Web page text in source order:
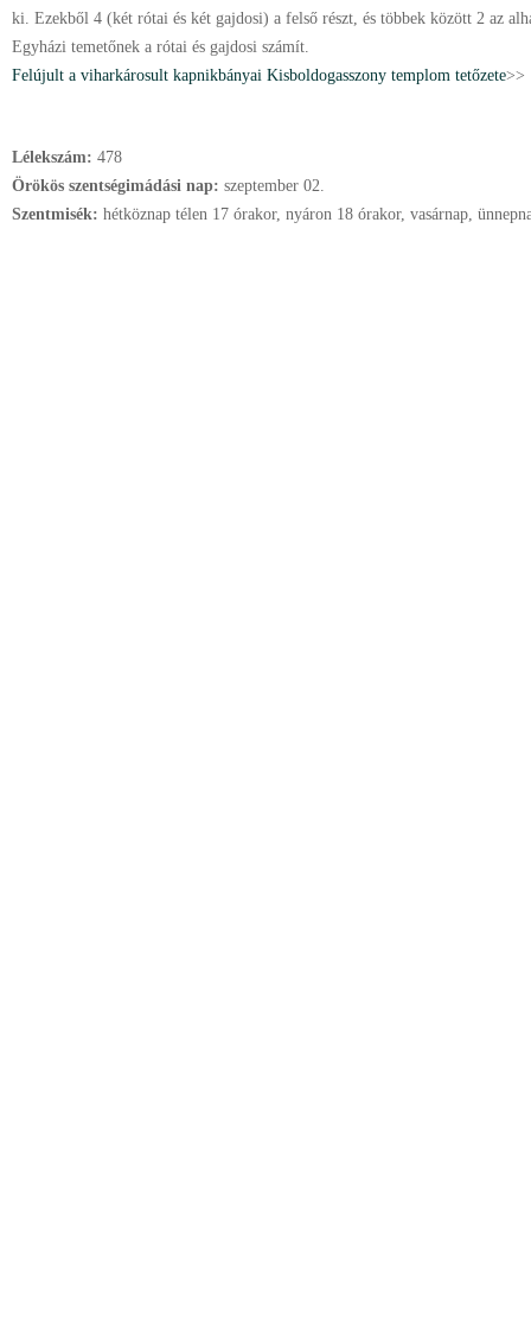
ki. Ezekből 4 (két rótai és két gajdosi) a felső részt, és többek között 2 az
Egyházi temetőnek a rótai és gajdosi számít.
Felújult a viharkárosult kapnikbányai Kisboldogasszony templom tetőzete>>
Lélekszám: 478
Örökös szentségimádási nap: szeptember 02.
Szentmisék: hétköznap télen 17 órakor, nyáron 18 órakor, vasárnap,